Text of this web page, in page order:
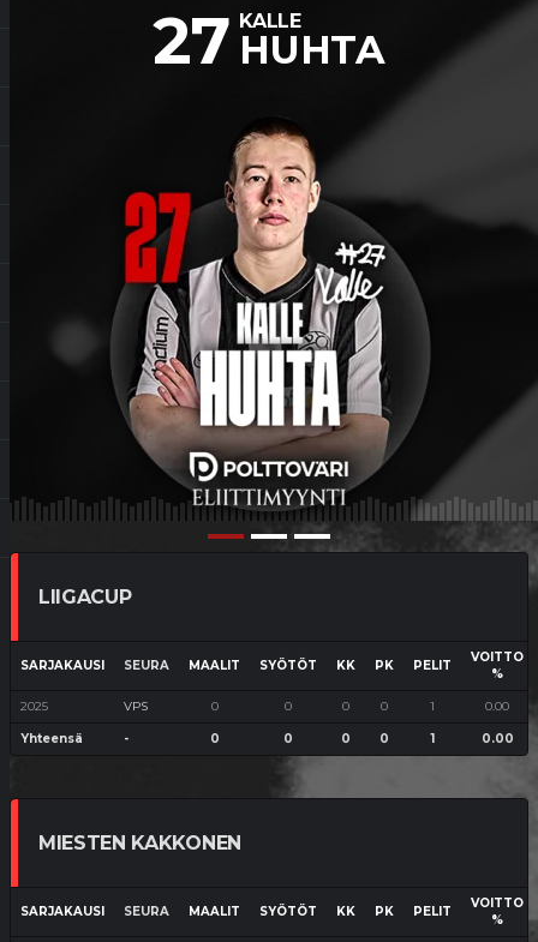
27 KALLE
HUHTA
LIIGACUP
SARJAKAUSI SEURA MAALIT SYÖTÖT KK PK PELIT
VOITTO
%
2025 VPS 0 0 0 0 1 0.00
Yhteensä - 0 0 0 0 1 0.00
MIESTEN KAKKONEN
SARJAKAUSI SEURA MAALIT SYÖTÖT KK PK PELIT
VOITTO
%